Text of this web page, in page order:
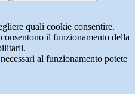
quali cookie consentire.
il funzionamento della
al funzionamento potete